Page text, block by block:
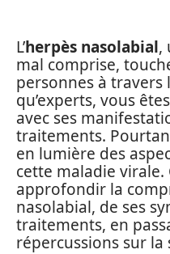
L’herpès nasolabial,
mal comprise,
personnes à travers
qu’experts, vous
avec ses
traitements.
en lumière des
cette maladie virale.
approfondir la
nasolabial, de ses
traitements, en
répercussions sur la